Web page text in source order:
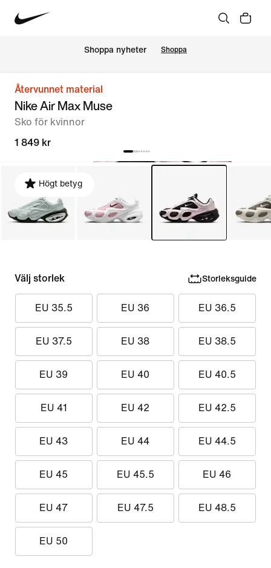
Shoppa nyheter Shoppa
Återvunnet material
Nike Air Max Muse
Sko för kvinnor
1 849 kr
Högt betyg
Välj storlek Storleksguide
EU 35.5 EU 36 EU 36.5
EU 37.5 EU 38 EU 38.5
EU 39 EU 40 EU 40.5
EU 41 EU 42 EU 42.5
EU 43 EU 44 EU 44.5
EU 45 EU 45.5 EU 46
EU 47 EU 47.5 EU 48.5
EU 50